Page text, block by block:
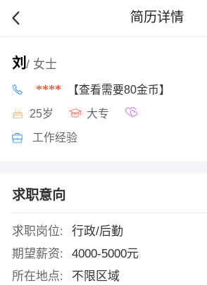
简历详情
刘 / 女士
**** 【查看需要80金币】
25岁 大专
工作经验
求职意向
求职岗位:
行政/后勤
期望薪资:
4000-5000元
所在地点:
不限区域